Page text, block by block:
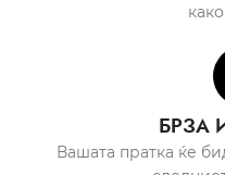
БРЗА
Вашата пратка ќе